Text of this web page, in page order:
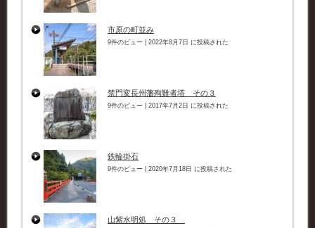
市原の町並み
9件のビュー 2022年8月7日 に投稿された
禁門変長州藩殉難者塔 その３
9件のビュー 2017年7月2日 に投稿された
鉄輪掛石
9件のビュー 2020年7月18日 に投稿された
山紫水明処 その３